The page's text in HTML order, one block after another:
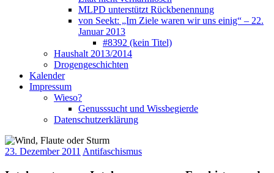
MLPD unterstützt Rückbenennung
von Seekt: „Im Ziele waren wir uns einig“ – 22.
Januar 2013
#8392 (kein Titel)
Haushalt 2013/2014
Drogengeschichten
Kalender
Impressum
Wieso?
Genusssucht und Wissbegierde
Datenschutzerklärung
23. Dezember 2011 Antifaschismus